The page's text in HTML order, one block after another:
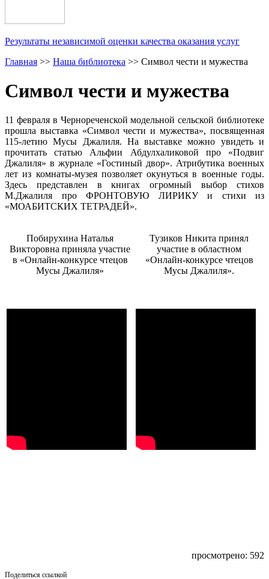
Результаты независимой оценки качества оказания услуг
Главная >> Наша библиотека >> Символ чести и мужества
Символ чести и мужества
11 февраля в Чернореченской модельной сельской библиотеке
прошла выставка «Символ чести и мужества», посвященная
115-летию Мусы Джалиля. На выставке можно увидеть и
прочитать статью Альфии Абдулхаликовой про «Подвиг
Джалиля» в журнале «Гостиный двор». Атрибутика военных
лет из комнаты-музея позволяет окунуться в военные годы.
Здесь представлен в книгах огромный выбор стихов
М.Джалиля про ФРОНТОВУЮ ЛИРИКУ и стихи из
«МОАБИТСКИХ ТЕТРАДЕЙ».
Побирухина Наталья
Викторовна приняла участие
в «Онлайн-конкурсе чтецов
Мусы Джалиля»
Тузиков Никита принял
участие в областном
«Онлайн-конкурсе чтецов
Мусы Джалиля».
просмотрено: 592
Поделиться ссылкой